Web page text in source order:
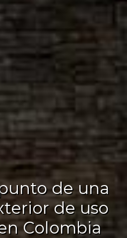
de una
de uso
Colombia